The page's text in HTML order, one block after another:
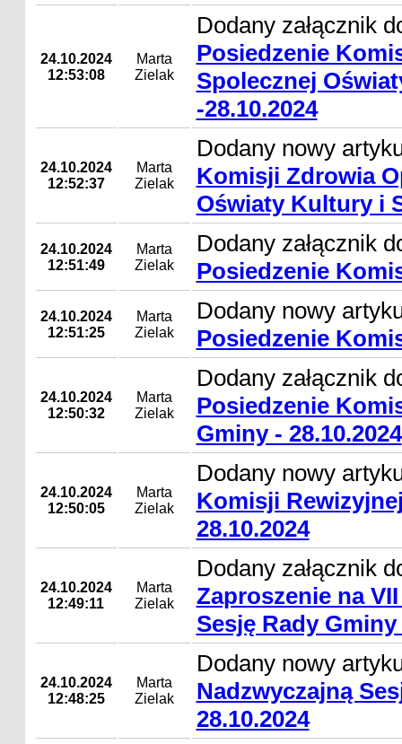
24.10.2024
12:53:08
Marta
Zielak
Dodany załącznik
Posiedzenie
Spolecznej
-28.10.2024
24.10.2024
12:52:37
Marta
Zielak
Dodany nowy
Komisji Zdrowia
Oświaty Kultury i
24.10.2024
12:51:49
Marta
Zielak
Dodany załącznik
Posiedzenie
24.10.2024
12:51:25
Marta
Zielak
Dodany nowy
Posiedzenie
24.10.2024
12:50:32
Marta
Zielak
Dodany załącznik
Posiedzenie
Gminy - 28.10.2024
24.10.2024
12:50:05
Marta
Zielak
Dodany nowy
Komisji
28.10.2024
24.10.2024
12:49:11
Marta
Zielak
Dodany załącznik
Zaproszenie na
Sesję Rady Gminy
24.10.2024
12:48:25
Marta
Zielak
Dodany nowy
Nadzwyczajną
28.10.2024